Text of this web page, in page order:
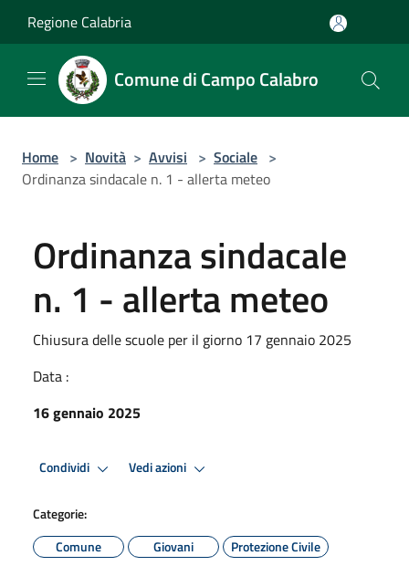
Regione Calabria
Comune di Campo Calabro
Home > Novità > Avvisi > Sociale >
Ordinanza sindacale n. 1 - allerta meteo
Ordinanza sindacale
n. 1 - allerta meteo
Chiusura delle scuole per il giorno 17 gennaio 2025
Data :
16 gennaio 2025
Condividi Vedi azioni
Categorie:
Comune
Giovani
Protezione Civile